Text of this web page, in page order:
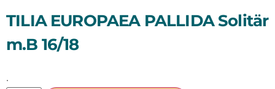
TILIA EUROPAEA PALLIDA Solitär
m.B 16/18
.